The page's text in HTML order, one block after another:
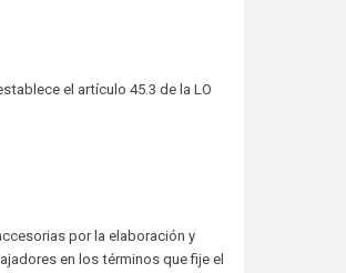
el artículo 45.3 de la LO
por la elaboración y
en los términos que fije el